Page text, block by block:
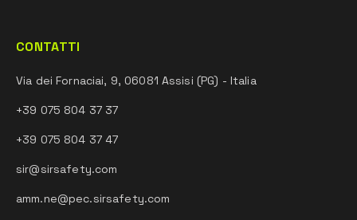
CONTATTI
Via dei Fornaciai, 9, 06081 Assisi (PG) - Italia
+39 075 804 37 37
+39 075 804 37 47
sir@sirsafety.com
amm.ne@pec.sirsafety.com